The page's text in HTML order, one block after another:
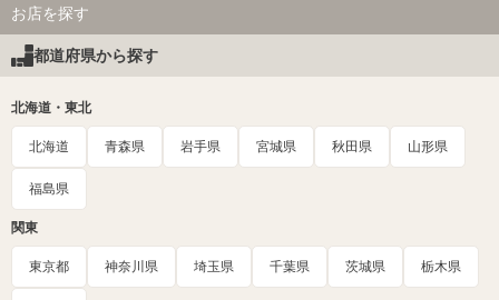
お店を探す
都道府県から探す
北海道・東北
北海道 青森県 岩手県 宮城県 秋田県 山形県
福島県
関東
東京都 神奈川県 埼玉県 千葉県 茨城県 栃木県